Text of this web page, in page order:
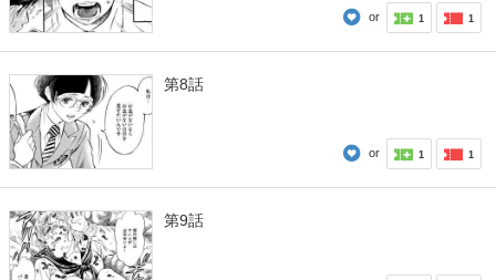
or 1 1
第8話
or 1 1
第9話